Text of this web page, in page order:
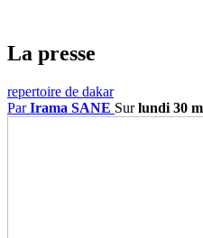
La presse
repertoire de dakar
ParIrama SANE Surlundi 30